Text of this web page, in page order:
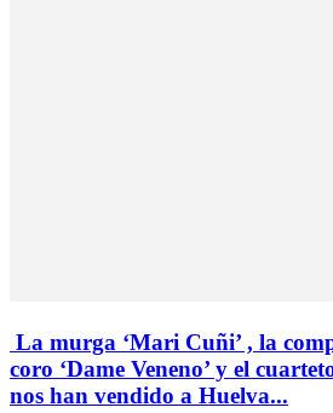
La murga ‘Mari Cuñi’ , la
coro ‘Dame Veneno’ y el
nos han vendido a Huelva...